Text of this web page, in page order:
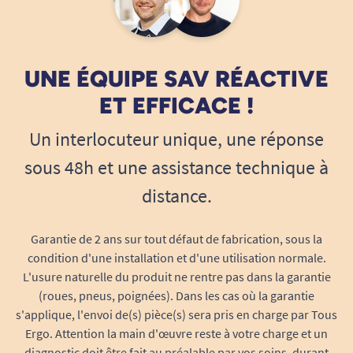
Un change testé sous contrôle
dermatologique
hypoallergéniques, sans latex, testés
dermatologiquement pour limiter tout risque
d’irritations, allergies ou démangeaisons.
Conçus pour préserver l’équilibre cutané, ils
favorisent la respiration de la peau tout en
protégeant contre les risques de macération ou
d’escarres, même en cas d’utilisation prolongée
Sa surface douce offre une sensation “textile”
très agréable, limitant les frottements tout en
restant ultra-efficace face à l’humidité.
Liberté et sérénité : une nuit tranquille
pour l’utilisateur
UNE ÉQUIPE SAV RÉACTIVE
ET EFFICACE !
Un interlocuteur unique, une réponse
sous 48h et une assistance technique à
distance.
Garantie de 2 ans sur tout défaut de fabrication, sous la
condition d'une installation et d'une utilisation normale.
L'usure naturelle du produit ne rentre pas dans la garantie
(roues, pneus, poignées). Dans les cas où la garantie
s'applique, l'envoi de(s) pièce(s) sera pris en charge par Tous
Ergo. Attention la main d'œuvre reste à votre charge et un